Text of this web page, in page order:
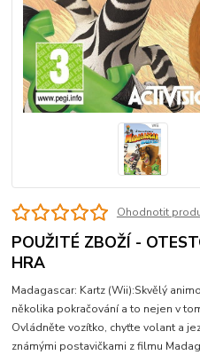
Ohodnotit
POUŽITÉ ZBOŽÍ -
HRA
Madagascar: Kartz (Wii):Skvělý
několika pokračování a to nejen v
Ovládněte vozítko, chyťte volant a
známými postavičkami z filmu